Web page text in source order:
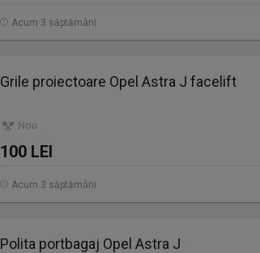
Acum 3 săptămâni
Grile proiectoare Opel Astra J facelift
Nou
100 LEI
Acum 3 săptămâni
Polita portbagaj Opel Astra J